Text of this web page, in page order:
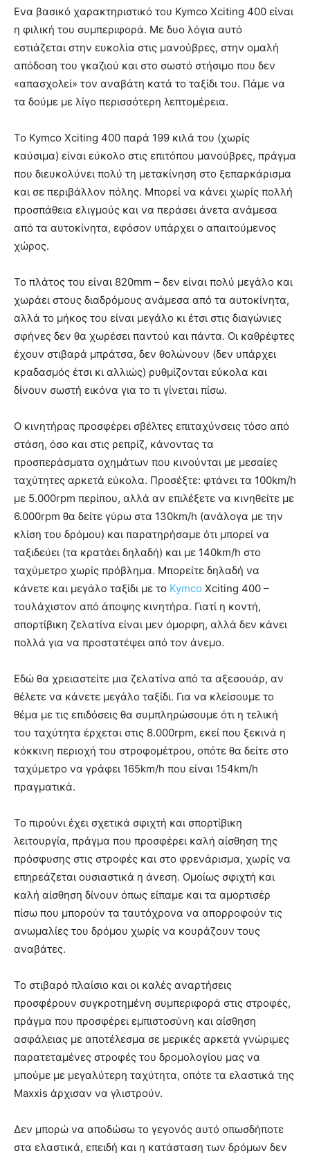
Ενα βασικό χαρακτηριστικό του Kymco Xciting 400 είναι
η φιλική του συμπεριφορά. Με δυο λόγια αυτό
εστιάζεται στην ευκολία στις μανούβρες, στην ομαλή
απόδοση του γκαζιού και στο σωστό στήσιμο που δεν
«απασχολεί» τον αναβάτη κατά το ταξίδι του. Πάμε να
τα δούμε με λίγο περισσότερη λεπτομέρεια.
Το Kymco Xciting 400 παρά 199 κιλά του (χωρίς
καύσιμα) είναι εύκολο στις επιτόπου μανούβρες, πράγμα
που διευκολύνει πολύ τη μετακίνηση στο ξεπαρκάρισμα
και σε περιβάλλον πόλης. Μπορεί να κάνει χωρίς πολλή
προσπάθεια ελιγμούς και να περάσει άνετα ανάμεσα
από τα αυτοκίνητα, εφόσον υπάρχει ο απαιτούμενος
χώρος.
Το πλάτος του είναι 820mm – δεν είναι πολύ μεγάλο και
χωράει στους διαδρόμους ανάμεσα από τα αυτοκίνητα,
αλλά το μήκος του είναι μεγάλο κι έτσι στις διαγώνιες
σφήνες δεν θα χωρέσει παντού και πάντα. Οι καθρέφτες
έχουν στιβαρά μπράτσα, δεν θολώνουν (δεν υπάρχει
κραδασμός έτσι κι αλλιώς) ρυθμίζονται εύκολα και
δίνουν σωστή εικόνα για το τι γίνεται πίσω.
Ο κινητήρας προσφέρει σβέλτες επιταχύνσεις τόσο από
στάση, όσο και στις ρεπρίζ, κάνοντας τα
προσπεράσματα οχημάτων που κινούνται με μεσαίες
ταχύτητες αρκετά εύκολα. Προσέξτε: φτάνει τα 100km/h
με 5.000rpm περίπου, αλλά αν επιλέξετε να κινηθείτε με
6.000rpm θα δείτε γύρω στα 130km/h (ανάλογα με την
κλίση του δρόμου) και παρατηρήσαμε ότι μπορεί να
ταξιδεύει (τα κρατάει δηλαδή) και με 140km/h στο
ταχύμετρο χωρίς πρόβλημα. Μπορείτε δηλαδή να
κάνετε και μεγάλο ταξίδι με το Kymco Xciting 400 –
τουλάχιστον από άποψης κινητήρα. Γιατί η κοντή,
σπορτίβικη ζελατίνα είναι μεν όμορφη, αλλά δεν κάνει
πολλά για να προστατέψει από τον άνεμο.
Εδώ θα χρειαστείτε μια ζελατίνα από τα αξεσουάρ, αν
θέλετε να κάνετε μεγάλο ταξίδι. Για να κλείσουμε το
θέμα με τις επιδόσεις θα συμπληρώσουμε ότι η τελική
του ταχύτητα έρχεται στις 8.000rpm, εκεί που ξεκινά η
κόκκινη περιοχή του στροφομέτρου, οπότε θα δείτε στο
ταχύμετρο να γράφει 165km/h που είναι 154km/h
πραγματικά.
Το πιρούνι έχει σχετικά σφιχτή και σπορτίβικη
λειτουργία, πράγμα που προσφέρει καλή αίσθηση της
πρόσφυσης στις στροφές και στο φρενάρισμα, χωρίς να
επηρεάζεται ουσιαστικά η άνεση. Ομοίως σφιχτή και
καλή αίσθηση δίνουν όπως είπαμε και τα αμορτισέρ
πίσω που μπορούν τα ταυτόχρονα να απορροφούν τις
ανωμαλίες του δρόμου χωρίς να κουράζουν τους
αναβάτες.
Το στιβαρό πλαίσιο και οι καλές αναρτήσεις
προσφέρουν συγκροτημένη συμπεριφορά στις στροφές,
πράγμα που προσφέρει εμπιστοσύνη και αίσθηση
ασφάλειας με αποτέλεσμα σε μερικές αρκετά γνώριμες
παρατεταμένες στροφές του δρομολογίου μας να
μπούμε με μεγαλύτερη ταχύτητα, οπότε τα ελαστικά της
Maxxis άρχισαν να γλιστρούν.
Δεν μπορώ να αποδώσω το γεγονός αυτό οπωσδήποτε
στα ελαστικά, επειδή και η κατάσταση των δρόμων δεν